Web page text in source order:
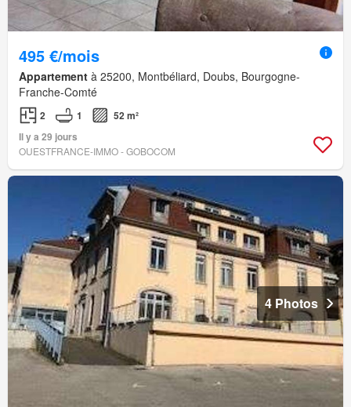
495 €/mois
Appartement à 25200, Montbéliard, Doubs, Bourgogne-
Franche-Comté
2 1
52 m²
Il y a 29 jours
OUESTFRANCE-IMMO - GOBOCOM
4 Photos